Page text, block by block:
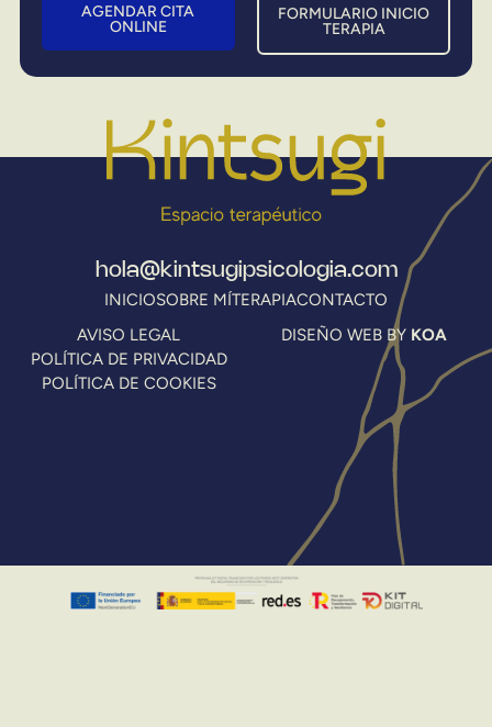
AGENDAR CITA
ONLINE
FORMULARIO INICIO
TERAPIA
hola@kintsugipsicologia.com
INICIOSOBRE MÍTERAPIACONTACTO
AVISO LEGAL
POLÍTICA DE PRIVACIDAD
POLÍTICA DE COOKIES
DISEÑO WEB BY KOA